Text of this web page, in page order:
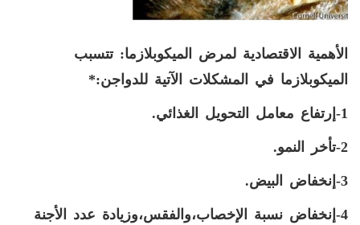
الأهمية الاقتصادية لمرض الميكوبلازما: تتسبب
الميكوبلازما في المشكلات الآتية للدواجن:*
1-إرتفاع معامل التحويل الغذائي.
2-تأخر النمو.
3-إنخفاض البيض.
4-إنخفاض نسبة الإخصاب،والفقس،وزيادة
عدد الأجنة